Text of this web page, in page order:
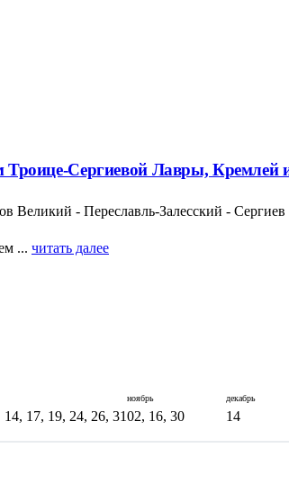
Троице-Сергиевой Лавры,
Великий - Переславль-Залесский -
... читать далее
17, 19, 24, 26, 31
ноябрь
02, 16, 30
декабрь
14